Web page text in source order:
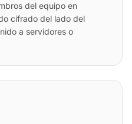
del equipo en
cifrado del lado del
a servidores o